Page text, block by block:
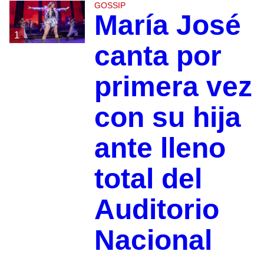
1
GOSSIP
María José
canta por
primera vez
con su hija
ante lleno
total del
Auditorio
Nacional